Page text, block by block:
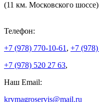
(11 км. Московского шоссе)
Телефон:
+7 (978) 770-10-61 , +7 (978)
+7 (978) 520 27 63,
Наш Email:
krymagroservis@mail.ru